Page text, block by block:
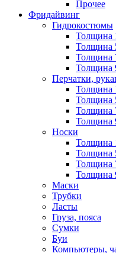
Прочее
Фридайвинг
Гидрокостюмы
Толщина
Толщина
Толщина
Толщина
Перчатки,
Толщина
Толщина
Толщина
Толщина
Носки
Толщина
Толщина
Толщина
Толщина
Маски
Трубки
Ласты
Груза, пояса
Сумки
Буи
Компьютеры,